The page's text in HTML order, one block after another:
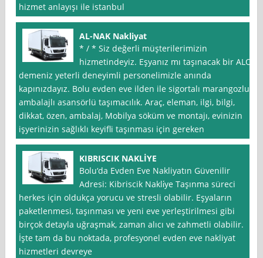
hizmet anlayışı ile istanbul
AL-NAK Nakliyat
* / * Siz değerli müşterilerimizin
hizmetindeyiz. Eşyanız mı taşınacak bir ALO
demeniz yeterli deneyimli personelimizle anında
kapınızdayız. Bolu evden eve ilden ile sigortalı marangozlu
ambalajlı asansörlü taşımacılık. Araç, eleman, ilgi, bilgi,
dikkat, özen, ambalaj, Mobilya söküm ve montajı, evinizin
işyerinizin sağlıklı keyifli taşınması için gereken
KIBRISCIK NAKLİYE
Bolu‘da Evden Eve Nakliyatın Güvenilir
Adresi: Kibriscik Nakli̇ye Taşınma süreci
herkes için oldukça yorucu ve stresli olabilir. Eşyaların
paketlenmesi, taşınması ve yeni eve yerleştirilmesi gibi
birçok detayla uğraşmak, zaman alıcı ve zahmetli olabilir.
İşte tam da bu noktada, profesyonel evden eve nakliyat
hizmetleri devreye